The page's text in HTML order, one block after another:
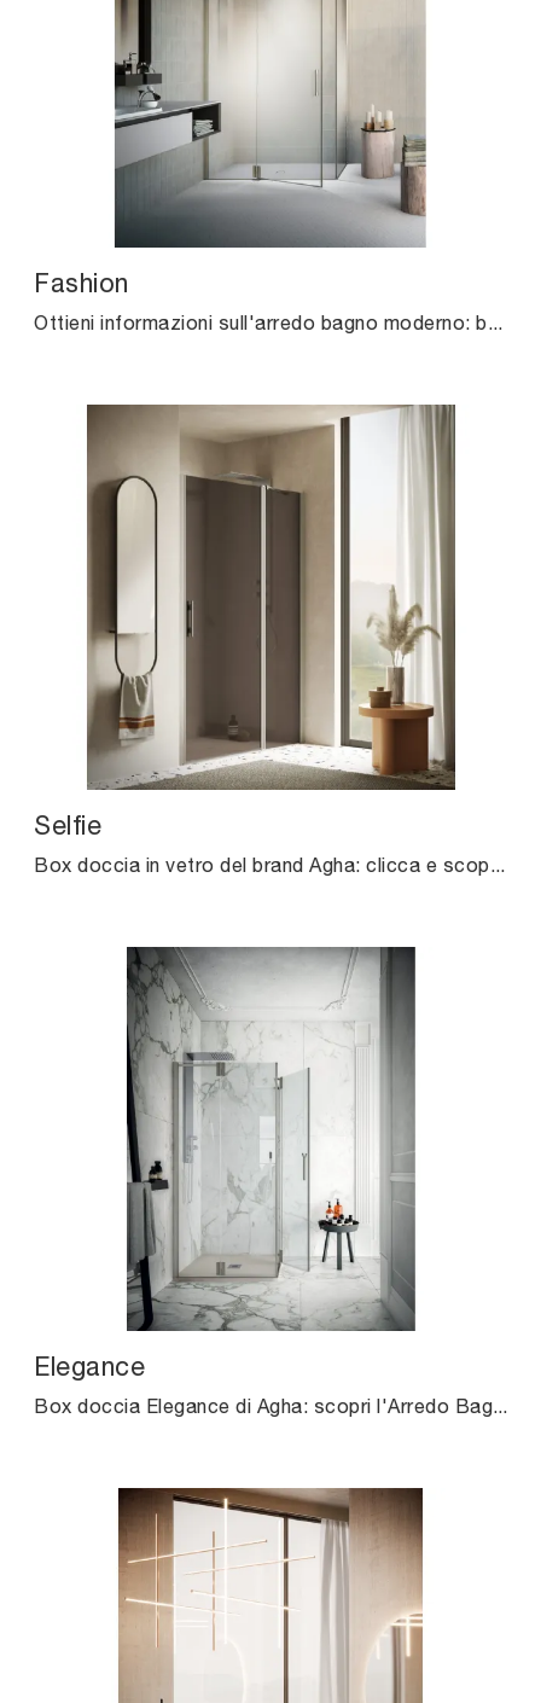
Fashion
Ottieni informazioni sull'arredo bagno moderno: box doccia in vetro come il modello Fashion di Agha ti aspettano.
Selfie
Box doccia in vetro del brand Agha: clicca e scopri l'arredo bagno moderno Selfie per il bagno di casa.
Elegance
Box doccia Elegance di Agha: scopri l'Arredo Bagno in vetro moderno e arreda il bagno di casa.